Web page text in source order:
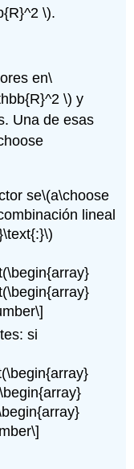
\).
en\
\) y
Una de esas
se\(a\choose
lineal
si